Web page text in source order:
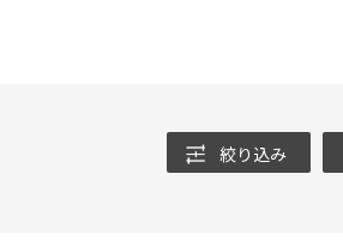
絞り込み